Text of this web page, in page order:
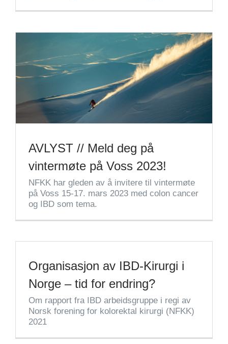
AVLYST // Meld deg på
vintermøte på Voss 2023!
NFKK har gleden av å invitere til vintermøte
på Voss 15-17. mars 2023 med colon cancer
og IBD som tema.
Organisasjon av IBD-Kirurgi i
Norge – tid for endring?
Om rapport fra IBD arbeidsgruppe i regi av
Norsk forening for kolorektal kirurgi (NFKK)
2021